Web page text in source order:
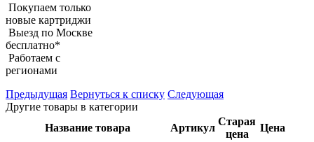
Покупаем только
новые картриджи
Выезд по Москве
бесплатно*
Работаем с
регионами
Предыдущая Вернуться к списку Следующая
Другие товары в категории
Название товара
Артикул
Старая
цена
Цена